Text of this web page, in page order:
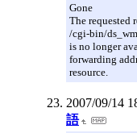
Gone
The requested
/cgi-bin/
is no longer
forwarding
resource.
2007/09/14
語